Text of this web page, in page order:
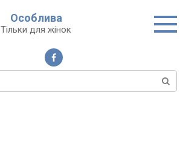
Особлива
Тільки для жінок